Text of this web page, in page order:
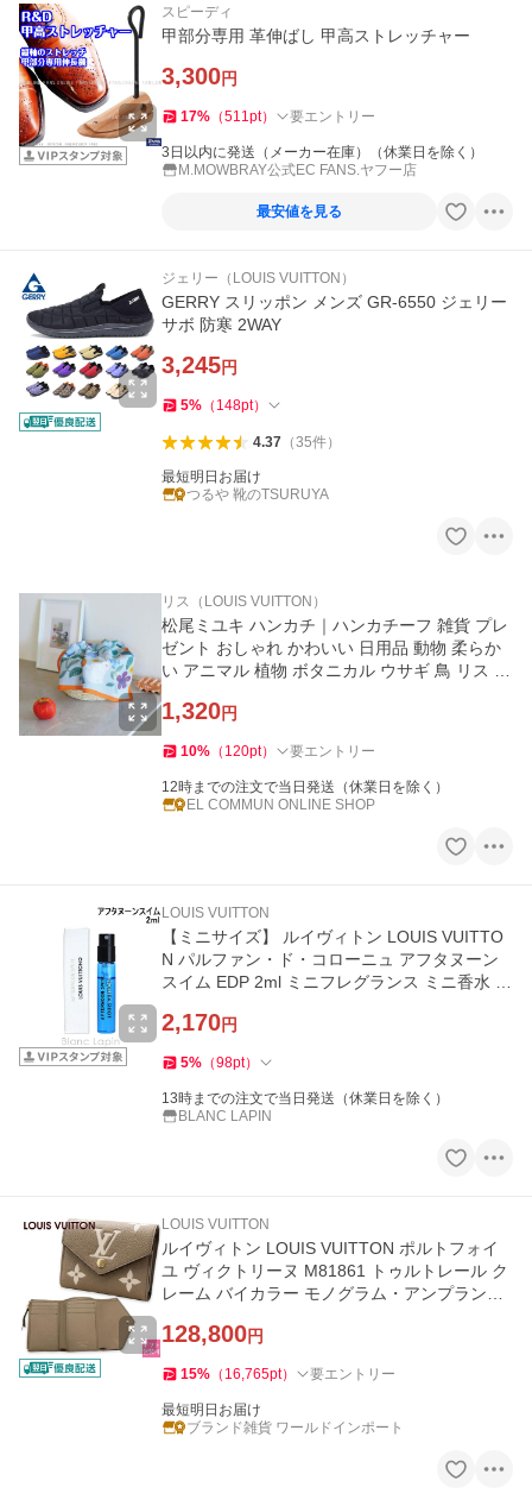
スピーディ
甲部分専用 革伸ばし 甲高ストレッチャー
3,300円
17% （511pt） 要エントリー
3日以内に発送（メーカー在庫）（休業日を除く）
M.MOWBRAY公式EC FANS.ヤフー店
最安値を見る
ジェリー（LOUIS VUITTON）
GERRY スリッポン メンズ GR-6550 ジェリー
サボ 防寒 2WAY
3,245円
5% （ 148pt）
4.37（35件）
最短明日お届け
つるや 靴のTSURUYA
リス（LOUIS VUITTON）
松尾ミユキ ハンカチ｜ハンカチーフ 雑貨 プレ
ゼント おしゃれ かわいい 日用品 動物 柔らか
い アニマル 植物 ボタニカル ウサギ 鳥 リス ス
1,320円
10% （ 120pt） 要エントリー
12時までの注文で当日発送（休業日を除く）
EL COMMUN ONLINE SHOP
LOUIS VUITTON
【ミニサイズ】 ルイヴィトン LOUIS VUITTO
N パルファン・ド・コローニュ アフタヌーン
スイム EDP 2ml ミニフレグランス ミニ香水 [0
2,170円
5% （98pt）
13時までの注文で当日発送（休業日を除く）
BLANC LAPIN
LOUIS VUITTON
ルイヴィトン LOUIS VUITTON ポルトフォイ
ユ ヴィクトリーヌ M81861 トゥルトレール ク
レーム バイカラー モノグラム・アンプラント
128,800円
15% （ 16,765pt） 要エントリー
最短明日お届け
ブランド雑貨 ワールドインポート